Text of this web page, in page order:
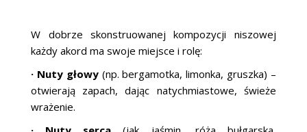
W dobrze skonstruowanej kompozycji niszowej
każdy akord ma swoje miejsce i rolę:
· Nuty głowy(np. bergamotka, limonka, gruszka) –
otwierają zapach, dając natychmiastowe, świeże
wrażenie.